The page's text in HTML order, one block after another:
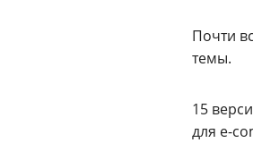
Почти
темы.
15
для e-